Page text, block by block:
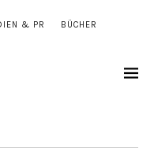
& PR BÜCHER